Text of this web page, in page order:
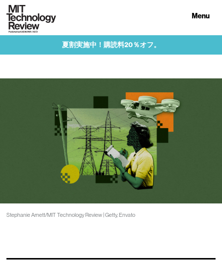
Menu
夏割実施中！購読料20％オフ。
Stephanie Arnett/MIT Technology Review | Getty, Envato